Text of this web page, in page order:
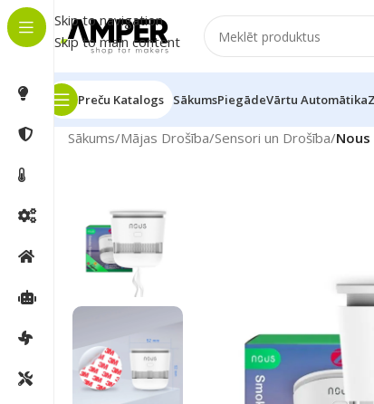
Skip to navigation
Skip to main content
Preču Katalogs SākumsPiegādeVārtu Automātika
Sākums/Mājas Drošība/Sensori un Drošība/